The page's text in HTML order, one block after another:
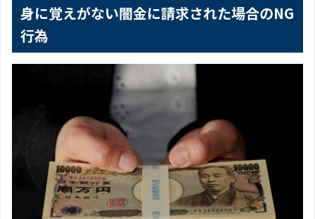
身に覚えがない闇金に請求された場合のNG
行為